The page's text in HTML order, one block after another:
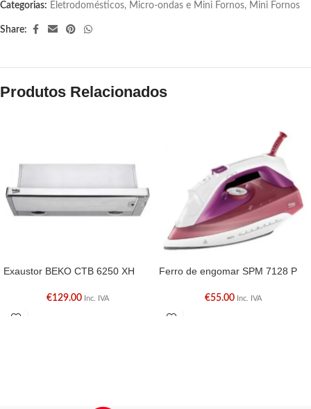
Categorias: Eletrodomésticos, Micro-ondas e Mini Fornos, Mini Fornos
Share:
Produtos Relacionados
Exaustor BEKO CTB 6250 XH
€129.00 Inc. IVA
Ferro de engomar SPM 7128 P
€55.00 Inc. IVA